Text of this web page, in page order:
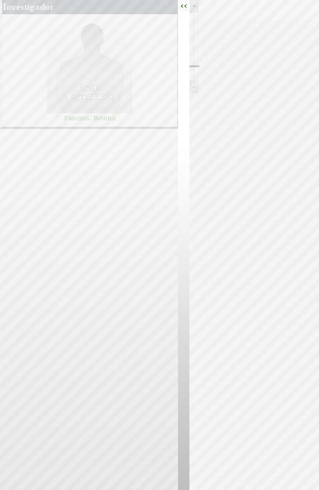
+
-
Investigador
Pancino, Bettina
‹‹